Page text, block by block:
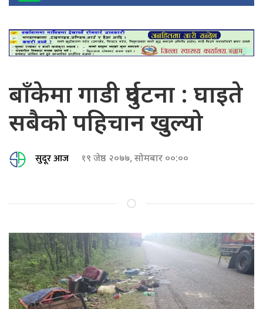
बाँकेमा गाडी दुर्घटना : घाइते
सबैको पहिचान खुल्यो
सुदूर आज १९ जेष्ठ २०७७, सोमबार ००:००